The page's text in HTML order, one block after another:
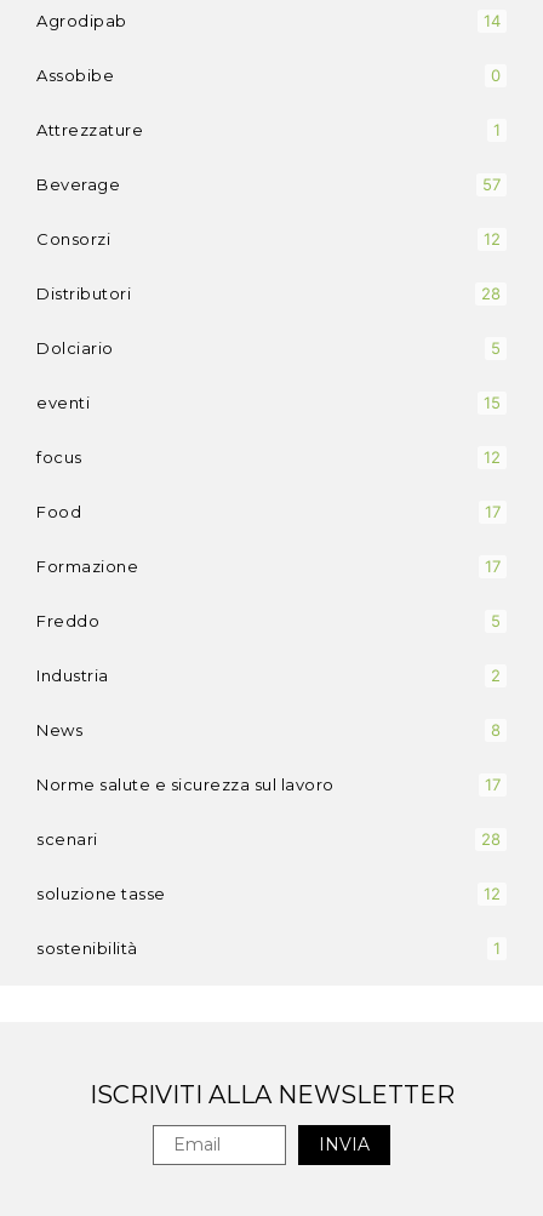
Agrodipab 14
Assobibe 0
Attrezzature 1
Beverage 57
Consorzi 12
Distributori 28
Dolciario 5
eventi 15
focus 12
Food 17
Formazione 17
Freddo 5
Industria 2
News 8
Norme salute e sicurezza sul lavoro 17
scenari 28
soluzione tasse 12
sostenibilità 1
ISCRIVITI ALLA NEWSLETTER